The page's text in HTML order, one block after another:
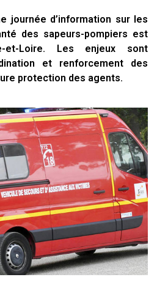
journée d’information sur les
des sapeurs-pompiers est
et-Loire. Les enjeux sont
et renforcement des
protection des agents.